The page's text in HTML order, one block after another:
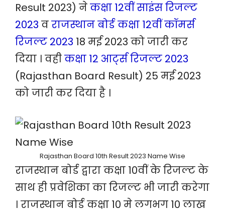
Result 2023) नेकक्षा 12वीं साइंस रिजल्ट
2023 वराजस्थान बोर्ड कक्षा 12वीं कॉमर्स
रिजल्ट 2023 18 मई 2023 को जारी कर
दिया । वहीकक्षा 12 आर्ट्स रिजल्ट 2023
(Rajasthan Board Result) 25 मई 2023
को जारी कर दिया है ।
Rajasthan Board 10th Result 2023 Name Wise
राजस्थान बोर्ड द्वारा कक्षा 10वीं के रिजल्ट के
साथ ही प्रवेशिका का रिजल्ट भी जारी करेगा
। राजस्थान बोर्ड कक्षा 10 मे लगभग 10 लाख